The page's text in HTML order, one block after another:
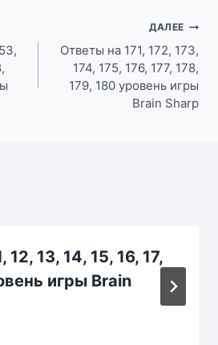
ДАЛЕЕ
Ответы на 171, 172, 173,
174, 175, 176, 177, 178,
179, 180 уровень игры
Brain Sharp
12, 13, 14, 15, 16, 17,
игры Brain